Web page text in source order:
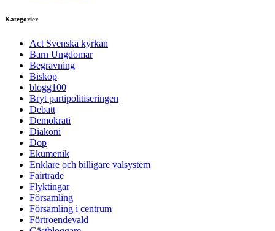
Kategorier
Act Svenska kyrkan
Barn Ungdomar
Begravning
Biskop
blogg100
Bryt partipolitiseringen
Debatt
Demokrati
Diakoni
Dop
Ekumenik
Enklare och billigare valsystem
Fairtrade
Flyktingar
Församling
Församling i centrum
Förtroendevald